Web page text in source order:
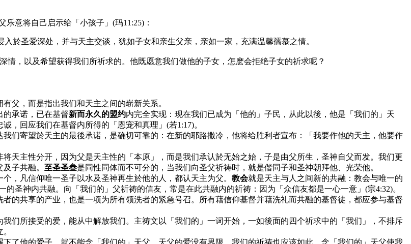
意将自己启示给「小孩子」(玛11:25)：
於圣爱深处，并与天主交谈，犹如子女和亲生父亲，亲如一家，充满温馨孺慕之情。
情，以及希望获得我们所祈求的。他既愿意我们做他的子女，怎麽会拒绝子女的祈求呢？
父，而是指出我们和天主之间的崭新关系。
的承诺，已在基督新而永久的盟约内完全实现：现在我们已成为「他的」子民，从此以後，他是「我们的」天
，回应我们在基督内所得的「恩宠和真理」(若1:17)。
们寄望於天主的最後承诺，是确切可靠的：在新的耶路撒冷，他将给胜利者宣布：「我要作他的天主，他要作
天主性分开，因为父是天主性的「本原」，而是我们承认於无始之始，子是由父所生，圣神自父而发。我们更
子共融。 至圣圣叁是同性同体而不可分的，当我们向圣父祈祷时，就是偕同子和圣神朝拜他、光荣他。
，凡信仰唯一圣子以水及圣神再生於他的人，都认天主为父。 教会就是天主与人之间新的共融：教会与唯一的
圣神内共融。向「我们的」父祈祷的信友，常是在此共融内的祈祷：因为「众信友都是一心一意」(宗4:32)。
的共享的产业，也是一项为所有领洗者的紧急号召。所有藉信仰基督并藉洗礼而共融的基督徒，都应参与基督
们所接受的爱，能从中解放我们。主祷文以「我们的」一词开始，一如後面的四个祈求中的「我们」，不排斥
了他的爱子，就不能念「我们的」天父。天父的爱没有界限，我们的祈祷也应该如此。念「我们的」天父使我